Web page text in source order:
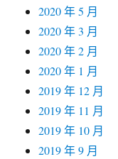
2020 年 5 月
2020 年 3 月
2020 年 2 月
2020 年 1 月
2019 年 12 月
2019 年 11 月
2019 年 10 月
2019 年 9 月